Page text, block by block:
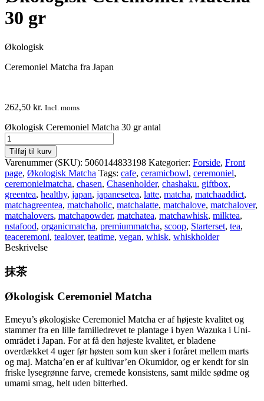
30 gr
Økologisk
Ceremoniel Matcha fra Japan
262,50 kr. Incl. moms
Økologisk Ceremoniel Matcha 30 gr antal
Tilføj til kurv
Varenummer (SKU): 5060144833198 Kategorier: Forside, Front
page, Økologisk Matcha Tags: cafe, ceramicbowl, ceremoniel,
ceremonielmatcha, chasen, Chasenholder, chashaku, giftbox,
greentea, healthy, japan, japanesetea, latte, matcha, matchaaddict,
matchagreentea, matchaholic, matchalatte, matchalove, matchalover,
matchalovers, matchapowder, matchatea, matchawhisk, milktea,
nstafood, organicmatcha, premiummatcha, scoop, Starterset, tea,
teaceremoni, tealover, teatime, vegan, whisk, whiskholder
Beskrivelse
抹茶
Økologisk Ceremoniel Matcha
Emeyu’s økologiske Ceremoniel Matcha er af højeste kvalitet og
stammer fra en lille familiedrevet te plantage i byen Wazuka i Uni-
området i Japan. For at få den højeste kvalitet, er bladene
overdækket 4 uger før høsten som kun sker i foråret mellem marts
og maj. Matcha’en er af kultivar’en Okumidor, og er kendt for sin
friske lysegrønne farve, cremede konsistens, samt milde sødme og
umami smag, helt uden bitterhed.